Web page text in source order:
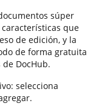
súper
que
de edición, y la
de forma gratuita
DocHub.
selecciona